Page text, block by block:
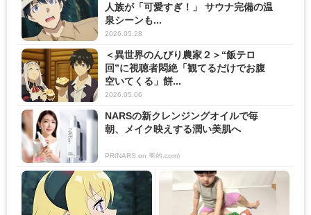
人族が「可愛すぎ！」 サウナ完備の温
泉シーンも...
2026.05.28
＜異世界のんびり農家２＞“飯テロ
回”に視聴者悶絶「観てるだけでお腹
空いてくる」餅...
2026.05.06
NARSの新クレンジングオイルで毎
朝、メイク映えする潤い美肌へ
PR(NARS on 美的.com)